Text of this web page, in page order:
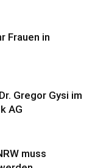
Frauen in
Gregor Gysi im
AG
muss